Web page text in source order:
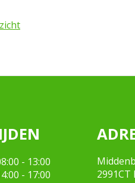
tot
- 13:00
tot
- 17:00